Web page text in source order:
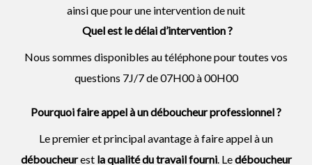
ainsi que pour une intervention de nuit
Quel est le délai d’intervention ?
Nous sommes disponibles au téléphone pour toutes vos
questions 7J/7 de 07H00 à 00H00
Pourquoi faire appel à un déboucheur professionnel ?
Le premier et principal avantage à faire appel à un
déboucheurest la qualité du travail fourni. Ledéboucheur